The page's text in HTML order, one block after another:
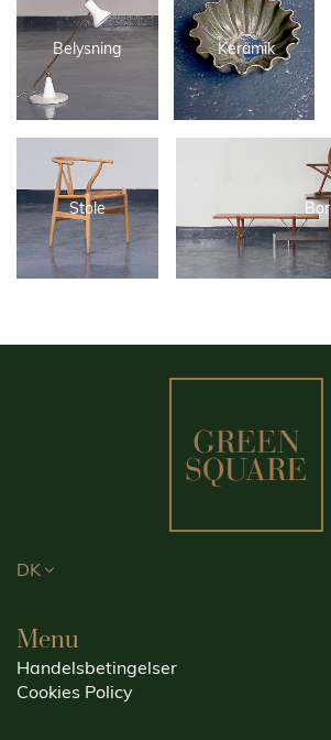
Belysning Keramik
Stole
DK
Menu
Handelsbetingelser
Cookies Policy